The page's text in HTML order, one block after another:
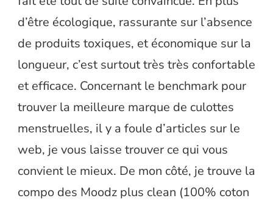
d’être écologique, rassurante sur l’absence
de produits toxiques, et économique sur la
longueur, c’est surtout très très confortable
et efficace. Concernant le benchmark pour
trouver la meilleure marque de culottes
menstruelles, il y a foule d’articles sur le
web, je vous laisse trouver ce qui vous
convient le mieux. De mon côté, je trouve la
compo des Moodz plus clean (100% coton